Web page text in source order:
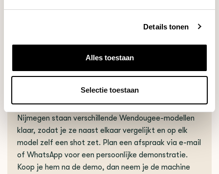
Details tonen
Alles toestaan
Selectie toestaan
TEST DE LITA BA IN ONZE SHOWROOM IN NIJMEGEN
Twijfel je tussen de BA en de LA of tussen de
Wendougee en een ander merk? In onze showroom in
Nijmegen staan verschillende Wendougee-modellen
klaar, zodat je ze naast elkaar vergelijkt en op elk
model zelf een shot zet. Plan een afspraak via e-mail
of WhatsApp voor een persoonlijke demonstratie.
Koop je hem na de demo, dan neem je de machine